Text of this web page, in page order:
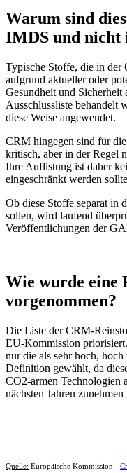
Warum sind
IMDS und nicht
Typische Stoffe, die in
aufgrund aktueller oder
Gesundheit und
Ausschlussliste behandelt
diese Weise angewendet.
CRM hingegen sind für
kritisch, aber in der Regel
Ihre Auflistung ist daher
eingeschränkt werden
Ob diese Stoffe separat in
sollen, wird laufend
Veröffentlichungen der
Wie wurde eine
vorgenommen?
Die Liste der CRM-
EU-Kommission
nur die als sehr hoch,
Definition gewählt, da
CO2-armen Technologien
nächsten Jahren
Quelle: Europäische Kommission -